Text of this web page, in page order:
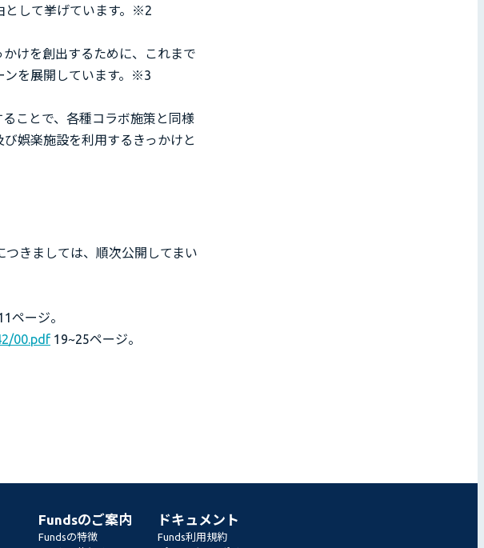
として挙げています。※2
けを創出するために、これまで
ンを展開しています。※3
ことで、各種コラボ施策と同様
び娯楽施設を利用するきっかけと
きましては、順次公開してまい
ページ。
00.pdf 19~25ページ。
Fundsのご案内
Fundsの特徴
ドキュメント
Funds利用規約